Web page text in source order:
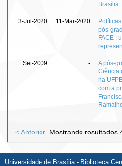
Brasília
3-Jul-2020 11-Mar-2020
pós-
FACE :
Set-2009 -
A pós-
Ciência
na
com a
Mostrando resultados
< Anterior
Universidade de Brasília - Biblioteca